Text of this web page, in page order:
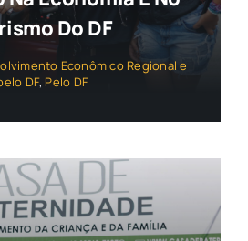
Do DF
Econômico Regional e
DF, Pelo DF